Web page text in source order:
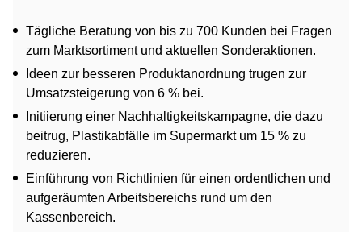
Tägliche Beratung von bis zu 700 Kunden bei Fragen
zum Marktsortiment und aktuellen Sonderaktionen.
Ideen zur besseren Produktanordnung trugen zur
Umsatzsteigerung von 6 % bei.
Initiierung einer Nachhaltigkeitskampagne, die dazu
beitrug, Plastikabfälle im Supermarkt um 15 % zu
reduzieren.
Einführung von Richtlinien für einen ordentlichen und
aufgeräumten Arbeitsbereichs rund um den
Kassenbereich.